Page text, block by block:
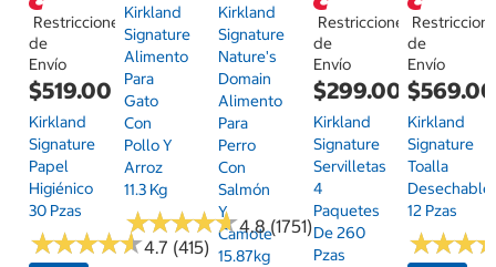
Restricciones
de
Envío
$519.00
Kirkland
Signature
Papel
Higiénico
30 Pzas
★★★★★
★★★★★4.7 (415)
Kirkland
Signature
Alimento
Para
Gato
Con
Pollo Y
Arroz
11.3 Kg
★★★★★
★★★★★4.8 (1751)
Kirkland
Signature
Nature's
Domain
Alimento
Para
Perro
Con
Salmón
Y
Camote
15.87kg
Restricciones
de
Envío
$299.00
Kirkland
Signature
Servilletas
4
Paquetes
De 260
Pzas
de
Envío
$569.00
Kirkland
Signature
Toalla
Desechable
12 Pzas
★★★
★★★